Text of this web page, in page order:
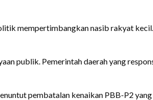
mempertimbangkan nasib rakyat
publik. Pemerintah daerah yang
pembatalan kenaikan PBB-P2